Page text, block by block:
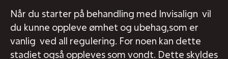
Når du starter på behandling med Invisalign vil
du kunne oppleve ømhet og ubehag,som er
vanlig ved all regulering. For noen kan dette
stadiet også oppleves som vondt. Dette skyldes